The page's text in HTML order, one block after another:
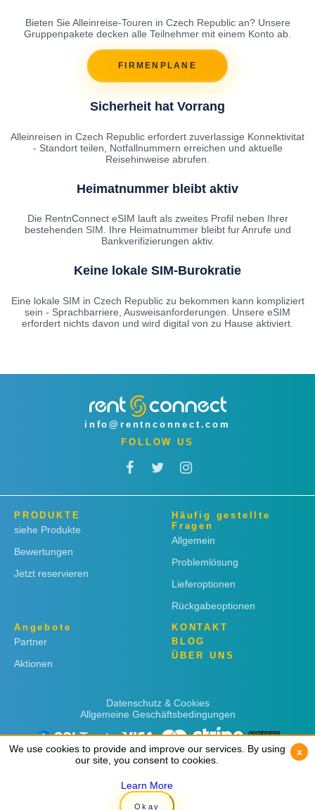
Bieten Sie Alleinreise-Touren in Czech Republic an? Unsere
Gruppenpakete decken alle Teilnehmer mit einem Konto ab.
FIRMENPLANE
Sicherheit hat Vorrang
Alleinreisen in Czech Republic erfordert zuverlassige Konnektivitat
- Standort teilen, Notfallnummern erreichen und aktuelle
Reisehinweise abrufen.
Heimatnummer bleibt aktiv
Die RentnConnect eSIM lauft als zweites Profil neben Ihrer
bestehenden SIM. Ihre Heimatnummer bleibt fur Anrufe und
Bankverifizierungen aktiv.
Keine lokale SIM-Burokratie
Eine lokale SIM in Czech Republic zu bekommen kann kompliziert
sein - Sprachbarriere, Ausweisanforderungen. Unsere eSIM
erfordert nichts davon und wird digital von zu Hause aktiviert.
info@rentnconnect.com
FOLLOW US
PRODUKTE
siehe Produkte
Bewertungen
Jetzt reservieren
Häufig gestellte
Fragen
Allgemein
Problemlösung
Lieferoptionen
Rückgabeoptionen
Angebote
Partner
Aktionen
KONTAKT
BLOG
ÜBER UNS
Datenschutz & Cookies
Allgemeine Geschäftsbedingungen
Copyright © 2019 Rent 'n Connect
We use cookies to provide and improve our services. By using
our site, you consent to cookies.
Learn More
Okay
x
We use cookies to provide and improve our services. By using
our site, you consent to cookies.
Learn More
Okay
x